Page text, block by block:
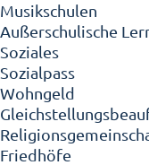
Musikschulen
Außerschulische
Soziales
Sozialpass
Wohngeld
Friedhöfe